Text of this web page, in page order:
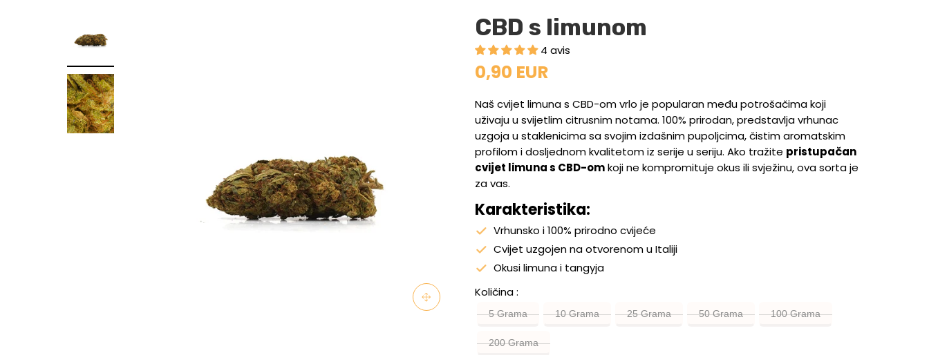
CBD s limunom
4 avis
0,90 EUR
Naš cvijet limuna s CBD-om vrlo je popularan među potrošačima koji
uživaju u svijetlim citrusnim notama. 100% prirodan, predstavlja vrhunac
uzgoja u staklenicima sa svojim izdašnim pupoljcima, čistim aromatskim
profilom i dosljednom kvalitetom iz serije u seriju. Ako tražite pristupačan
cvijet limuna s CBD-omkoji ne kompromituje okus ili svježinu, ova sorta je
za vas.
Karakteristika:
Vrhunsko i 100% prirodno cvijeće
Cvijet uzgojen na otvorenom u Italiji
Okusi limuna i tangyja
Količina
5 Grama 10 Grama 25 Grama 50 Grama 100 Grama
200 Grama